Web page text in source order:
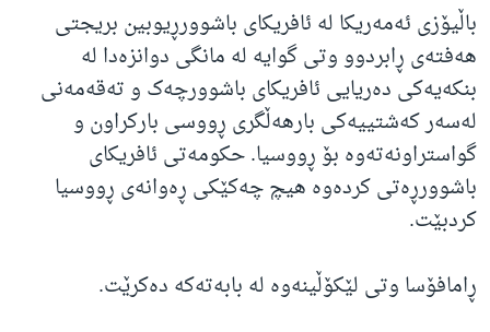
باڵیۆزی ئەمەریکا لە ئافریکای باشوورڕیوبین بریجتی
هەفتەی ڕابردوو وتی گوایە لە مانگی دوانزەدا لە
بنکەیەکی دەریایی ئافریکای باشوورچەک و تەقەمەنی
لەسەر کەشتییەکی بارهەڵگری ڕووسی بارکراون و
گواستراونەتەوە بۆ ڕووسیا. حکومەتی ئافریکای
باشوورڕەتی کردەوە هیچ چەکێکی ڕەوانەی ڕووسیا
کردبێت.
ڕامافۆسا وتی لێکۆڵینەوە لە بابەتەکە دەکرێت.